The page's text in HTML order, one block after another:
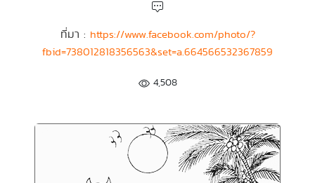
ที่มา : https://www.facebook.com/photo/?
fbid=738012818356563&set=a.664566532367859
4,508